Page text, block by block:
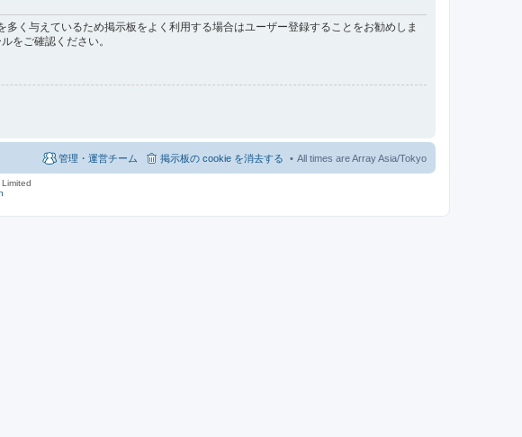
く与えているため掲示板をよく利用する場合はユーザー登録することをお勧めしま
をご確認ください。
All times are Array Asia/Tokyo
掲示板の cookie を消去する
管理・運営チーム